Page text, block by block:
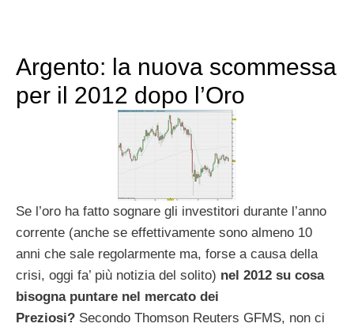
Argento: la nuova scommessa
per il 2012 dopo l’Oro
Se l’oro ha fatto sognare gli investitori durante l’anno
corrente (anche se effettivamente sono almeno 10
anni che sale regolarmente ma, forse a causa della
crisi, oggi fa’ più notizia del solito) nel 2012 su cosa
bisogna puntare nel mercato dei
Preziosi? Secondo Thomson Reuters GFMS, non ci